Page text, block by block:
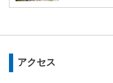
アクセス